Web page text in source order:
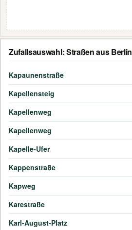
Zufallsauswahl: Straßen aus Berlin
Kapaunenstraße
Kapellensteig
Kapellenweg
Kapellenweg
Kapelle-Ufer
Kappenstraße
Kapweg
Karestraße
Karl-August-Platz